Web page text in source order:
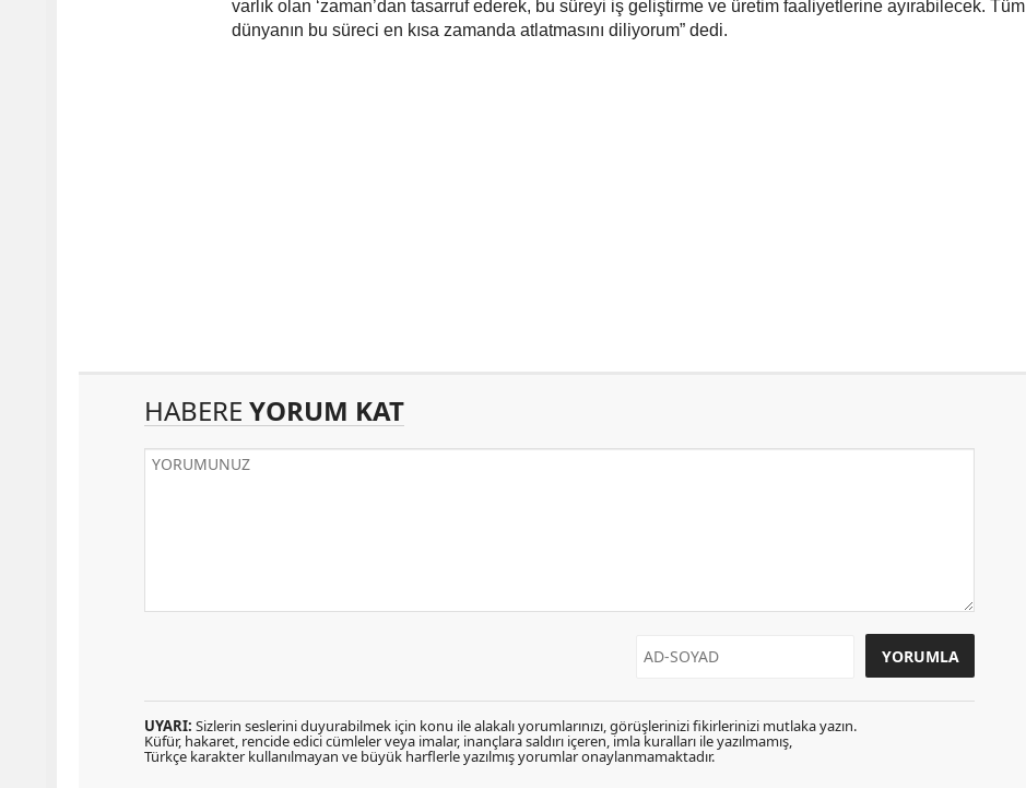
varlık olan ‘zaman’dan tasarruf ederek, bu süreyi iş geliştirme ve üretim faaliyetlerine ayırabilecek. Tüm
dünyanın bu süreci en kısa zamanda atlatmasını diliyorum” dedi.
HABERE YORUM KAT
UYARI: Sizlerin seslerini duyurabilmek için konu ile alakalı yorumlarınızı, görüşlerinizi fikirlerinizi mutlaka yazın.
Küfür, hakaret, rencide edici cümleler veya imalar, inançlara saldırı içeren, imla kuralları ile yazılmamış,
Türkçe karakter kullanılmayan ve büyük harflerle yazılmış yorumlar onaylanmamaktadır.